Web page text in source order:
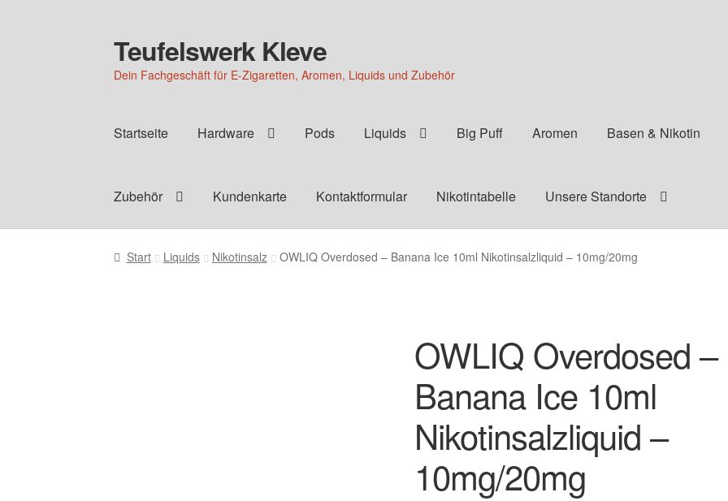
Zur
Navigation
springen
Zum
Inhalt
springen
Teufelswerk Kleve
Dein Fachgeschäft für E-Zigaretten, Aromen, Liquids und Zubehör
Startseite Hardware Pods Liquids Big Puff Aromen Basen & Nikotin
Zubehör Kundenkarte Kontaktformular Nikotintabelle Unsere Standorte
Start Liquids Nikotinsalz OWLIQ Overdosed – Banana Ice 10ml Nikotinsalzliquid – 10mg/20mg
OWLIQ Overdosed –
Banana Ice 10ml
Nikotinsalzliquid –
10mg/20mg